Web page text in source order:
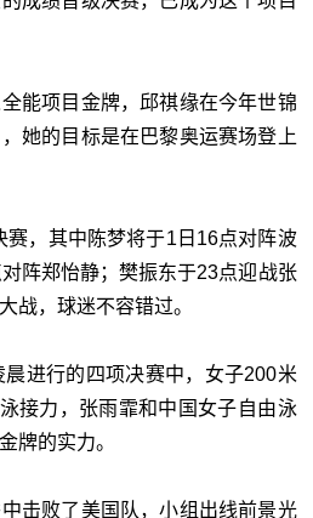
能项目金牌，邱祺缘在今年世锦
她的目标是在巴黎奥运赛场登上
赛，其中陈梦将于1日16点对阵波
阵郑怡静；樊振东于23点迎战张
战，球迷不容错过。
进行的四项决赛中，女子200米
接力，张雨霏和中国女子自由泳
牌的实力。
击败了美国队，小组出线前景光